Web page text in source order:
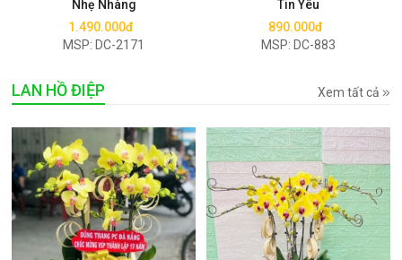
Nhẹ Nhàng
1.490.000đ
MSP: DC-2171
Tin Yêu
890.000đ
MSP: DC-883
LAN HỒ ĐIỆP Xem tất cả